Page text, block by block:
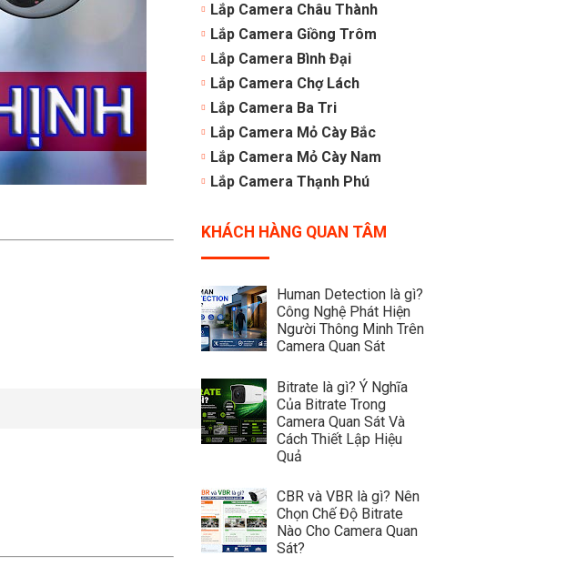
Lắp Camera Châu Thành
Lắp Camera Giồng Trôm
Lắp Camera Bình Đại
Lắp Camera Chợ Lách
Lắp Camera Ba Tri
Lắp Camera Mỏ Cày Bắc
Lắp Camera Mỏ Cày Nam
Lắp Camera Thạnh Phú
KHÁCH HÀNG QUAN TÂM
Human Detection là gì?
Công Nghệ Phát Hiện
Người Thông Minh Trên
Camera Quan Sát
Bitrate là gì? Ý Nghĩa
Của Bitrate Trong
Camera Quan Sát Và
Cách Thiết Lập Hiệu
Quả
CBR và VBR là gì? Nên
Chọn Chế Độ Bitrate
Nào Cho Camera Quan
Sát?